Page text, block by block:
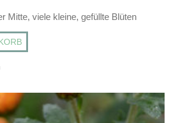
Mitte, viele kleine, gefüllte Blüten